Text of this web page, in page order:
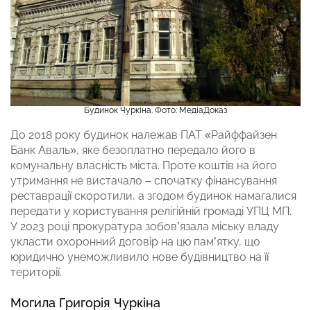
Будинок Чуркіна. Фото: МедіаДоказ
До 2018 року будинок належав ПАТ «Райффайзен
Банк Аваль», яке безоплатно передало його в
комунальну власність міста. Проте коштів на його
утримання не вистачало – спочатку фінансування
реставрації скоротили, а згодом будинок намагалися
передати у користування релігійній громаді УПЦ МП.
У 2023 році прокуратура зобов’язала міську владу
укласти охоронний договір на цю пам’ятку, що
юридично унеможливило нове будівництво на її
території.
Могила Григорія Чуркіна